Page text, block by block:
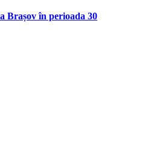
Brașov în perioada 30